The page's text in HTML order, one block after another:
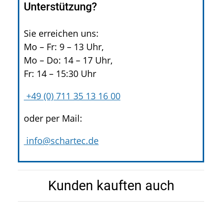
Unterstützung?
Sie erreichen uns:
Mo – Fr: 9 – 13 Uhr,
Mo – Do: 14 – 17 Uhr,
Fr: 14 – 15:30 Uhr
+49 (0) 711 35 13 16 00
oder per Mail:
info@schartec.de
Kunden kauften auch